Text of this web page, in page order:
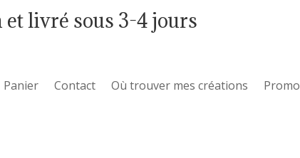
et livré sous 3-4 jours
Panier Contact Où trouver mes créations Promo